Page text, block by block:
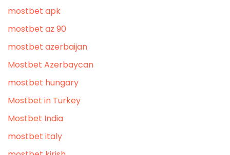
mostbet apk
mostbet az 90
mostbet azerbaijan
Mostbet Azerbaycan
mostbet hungary
Mostbet in Turkey
Mostbet India
mostbet italy